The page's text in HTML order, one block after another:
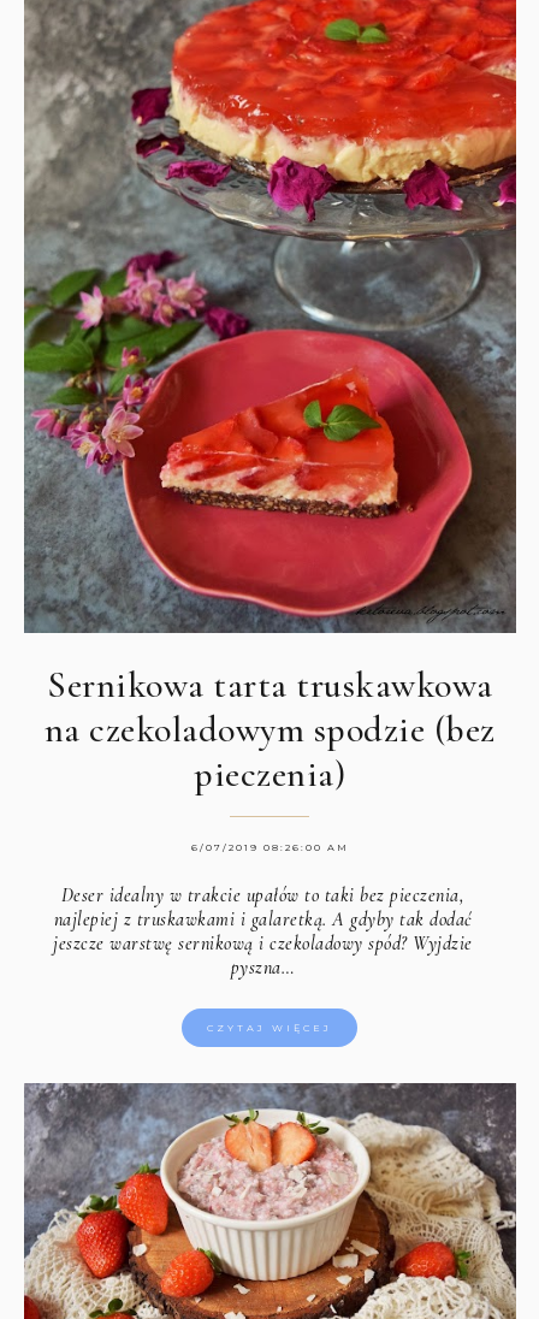
Sernikowa tarta truskawkowa
na czekoladowym spodzie (bez
pieczenia)
6/07/2019 08:26:00 AM
Deser idealny w trakcie upałów to taki bez pieczenia,
najlepiej z truskawkami i galaretką. A gdyby tak dodać
jeszcze warstwę sernikową i czekoladowy spód? Wyjdzie
pyszna…
CZYTAJ WIĘCEJ